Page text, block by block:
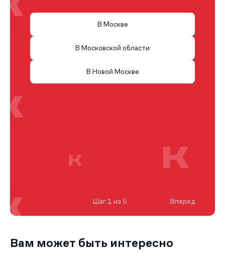
В Москве
В Московской области
В Новой Москве
Шаг 1 из 5 Вперед
Вам может быть интересно